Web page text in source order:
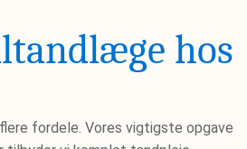
hos
fordele. Vores vigtigste opgave